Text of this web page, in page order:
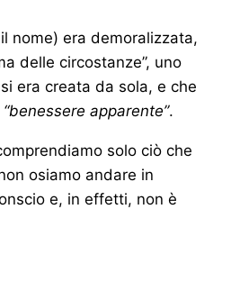
nome) era demoralizzata,
delle circostanze”, uno
era creata da sola, e che
“benessere apparente”.
solo ciò che
osiamo andare in
e, in effetti, non è